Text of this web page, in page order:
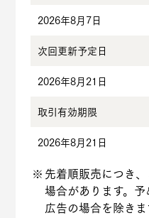
2026年8月7日
次回更新予定日
2026年8月21日
取引有効期限
2026年8月21日
先着順販売につき
場合があります。
広告の場合を除きま